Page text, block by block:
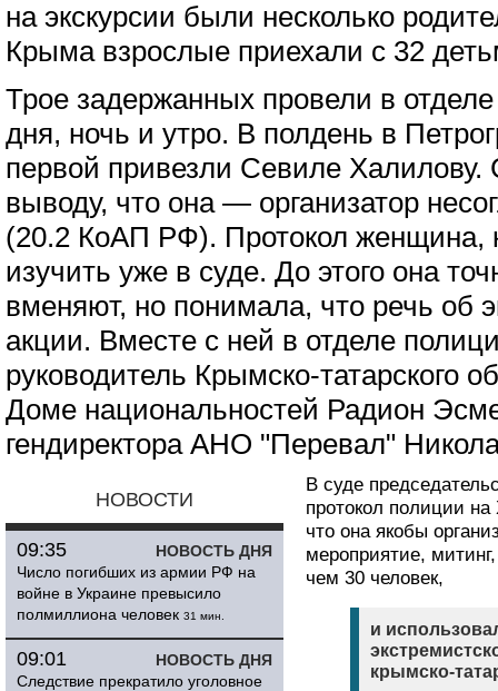
на экскурсии были несколько
Крыма взрослые приехали с 32
Трое задержанных провели в
дня, ночь и утро. В полдень в
первой привезли Севиле
выводу, что она — организатор
(20.2 КоАП РФ). Протокол женщина,
изучить уже в суде. До этого она
вменяют, но понимала, что речь об
акции. Вместе с ней в отделе
руководитель Крымско-татарского
Доме национальностей Радион
гендиректора АНО "Перевал"
НОВОСТИ
НОВОСТЬ ДНЯ
09:35
Число погибших из армии РФ на
войне в Украине превысило
полмиллиона человек 31 мин.
НОВОСТЬ ДНЯ
09:01
Следствие прекратило уголовное
В суде
протокол полиции
что она якобы
мероприятие,
чем 30 человек,
и
крымско-